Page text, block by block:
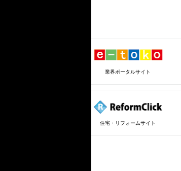
業界ポータルサイト
住宅・リフォームサイト